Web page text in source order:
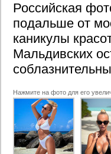
Российская
подальше от
каникулы
Мальдивских
Нажмите на фото для его